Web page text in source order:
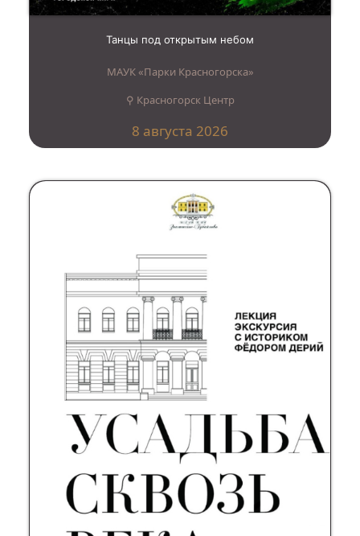
Танцы под открытым небом
МАУК «Парки Красногорска»
⚲ Красногорск Центр
8 августа 2026